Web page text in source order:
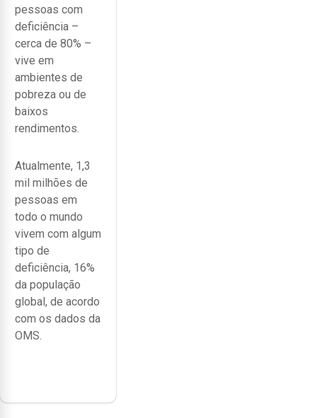
pessoas com
deficiência –
cerca de 80% –
vive em
ambientes de
pobreza ou de
baixos
rendimentos.
Atualmente, 1,3
mil milhões de
pessoas em
todo o mundo
vivem com algum
tipo de
deficiência, 16%
da população
global, de acordo
com os dados da
OMS.